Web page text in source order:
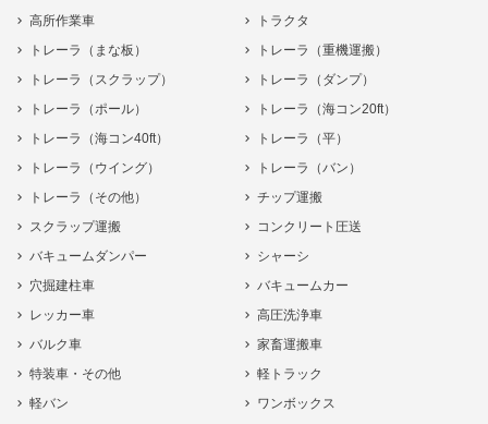
高所作業車
トラクタ
トレーラ（まな板）
トレーラ（重機運搬）
トレーラ（スクラップ）
トレーラ（ダンプ）
トレーラ（ポール）
トレーラ（海コン20ft）
トレーラ（海コン40ft）
トレーラ（平）
トレーラ（ウイング）
トレーラ（バン）
トレーラ（その他）
チップ運搬
スクラップ運搬
コンクリート圧送
バキュームダンパー
シャーシ
穴掘建柱車
バキュームカー
レッカー車
高圧洗浄車
バルク車
家畜運搬車
特装車・その他
軽トラック
軽バン
ワンボックス